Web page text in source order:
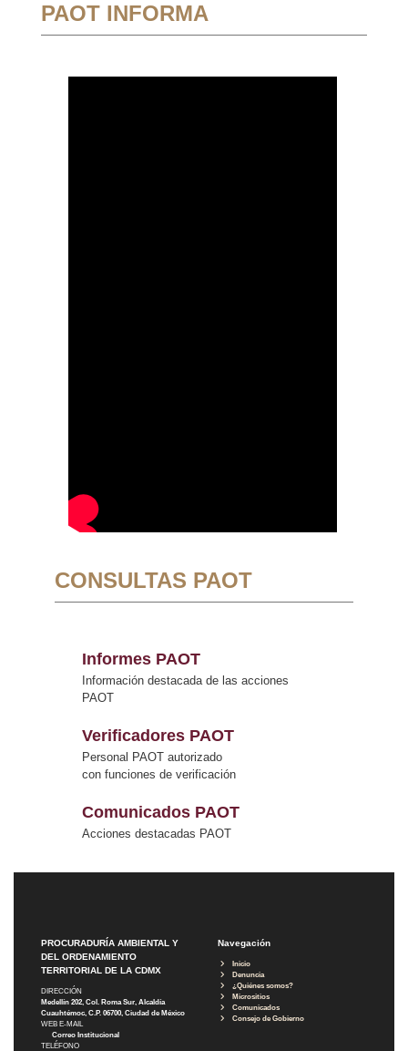
PAOT INFORMA
CONSULTAS PAOT
Informes PAOT
Información destacada de las acciones
PAOT
Verificadores PAOT
Personal PAOT autorizado
con funciones de verificación
Comunicados PAOT
Acciones destacadas PAOT
PROCURADURÍA AMBIENTAL Y
DEL ORDENAMIENTO
TERRITORIAL DE LA CDMX
DIRECCIÓN
Medellín 202, Col. Roma Sur, Alcaldía
Cuauhtémoc, C.P. 06700, Ciudad de México
WEB E-MAIL
Correo Institucional
TELÉFONO
Navegación
Inicio
Denuncia
¿Quiénes somos?
Micrositios
Comunicados
Consejo de Gobierno